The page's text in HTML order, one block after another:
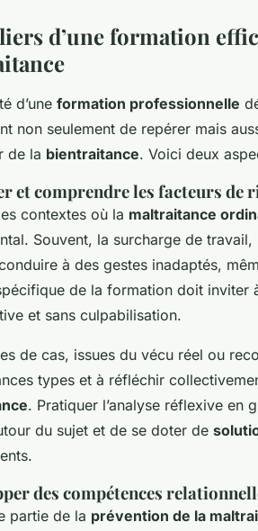
d’une formation
d’une formation professionnelle
non seulement de repérer mais
de la bientraitance. Voici deux
et comprendre les facteurs de
contextes où la maltraitance
Souvent, la surcharge de travail,
à des gestes inadaptés,
de la formation doit inviter
et sans culpabilisation.
de cas, issues du vécu réel ou
types et à réfléchir
. Pratiquer l’analyse réflexive en
du sujet et de se doter de
des compétences
partie de la prévention de la